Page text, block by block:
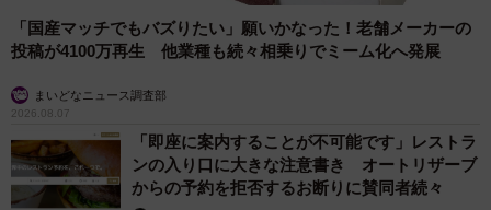
「国産マッチでもバズりたい」願いかなった！老舗メーカーの
投稿が4100万再生 他業種も続々相乗りでミーム化へ発展
まいどなニュース調査部
2026.08.07
「即座に案内することが不可能です」レストラ
ンの入り口に大きな注意書き オートリザーブ
からの予約を拒否するお断りに賛同者続々